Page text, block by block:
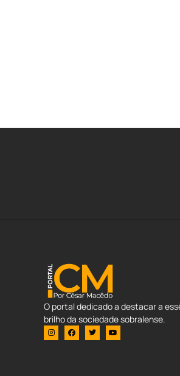
O portal dedicado a destacar a
brilho da sociedade sobralense.